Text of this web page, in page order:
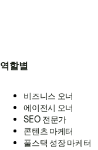
역할별
비즈니스 오너
에이전시 오너
SEO 전문가
콘텐츠 마케터
풀스택 성장 마케터